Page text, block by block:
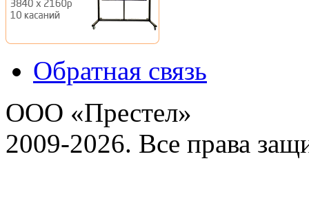
Обратная связь
ООО «Престел»
2009-2026. Все права